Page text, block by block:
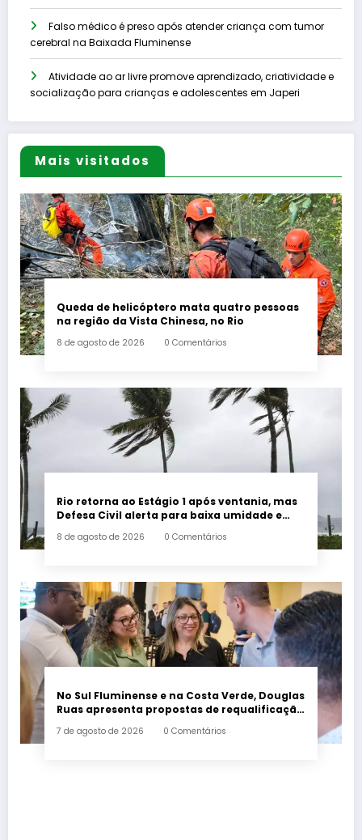
Falso médico é preso após atender criança com tumor
cerebral na Baixada Fluminense
Atividade ao ar livre promove aprendizado, criatividade e
socialização para crianças e adolescentes em Japeri
Mais visitados
Queda de helicóptero mata quatro pessoas
na região da Vista Chinesa, no Rio
8 de agosto de 2026 0 Comentários
Rio retorna ao Estágio 1 após ventania, mas
Defesa Civil alerta para baixa umidade e
8 de agosto de 2026 0 Comentários
No Sul Fluminense e na Costa Verde, Douglas
Ruas apresenta propostas de requalificação
7 de agosto de 2026 0 Comentários